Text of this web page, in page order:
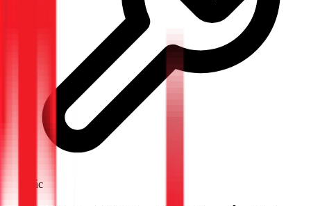
Khác